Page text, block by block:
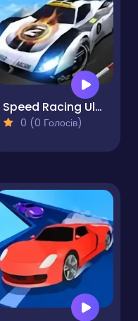
Speed Racing Ultimate 2
0 (0 Голосів)